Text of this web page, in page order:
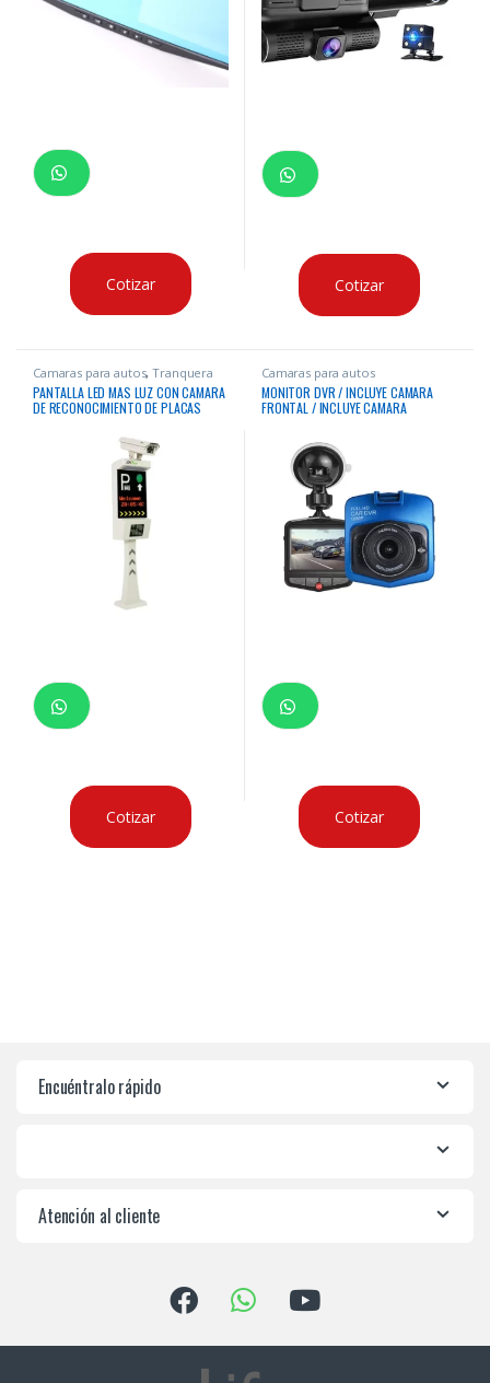
Cotizar Cotizar
Camaras para autos,Tranquera
vehicular
PANTALLA LED MAS LUZ CON CAMARA
DE RECONOCIMIENTO DE PLACAS
Cotizar
Camaras para autos
MONITOR DVR / INCLUYE CAMARA
FRONTAL / INCLUYE CAMARA
Cotizar
Encuéntralo rápido
Atención al cliente